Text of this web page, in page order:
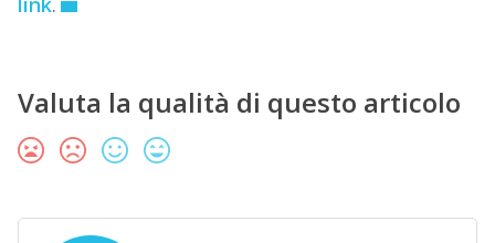
Valuta la qualità di questo articolo